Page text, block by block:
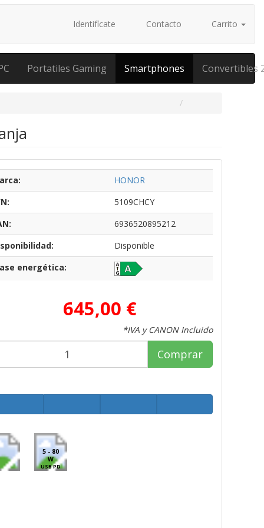
Identifícate Contacto Carrito
Portatiles Gaming Smartphones Convertibles
HONOR
5109CHCY
6936520895212
Disponible
energética:
645,00 €
*IVA y CANON Incluido
Comprar
5 - 80
W
USB PD